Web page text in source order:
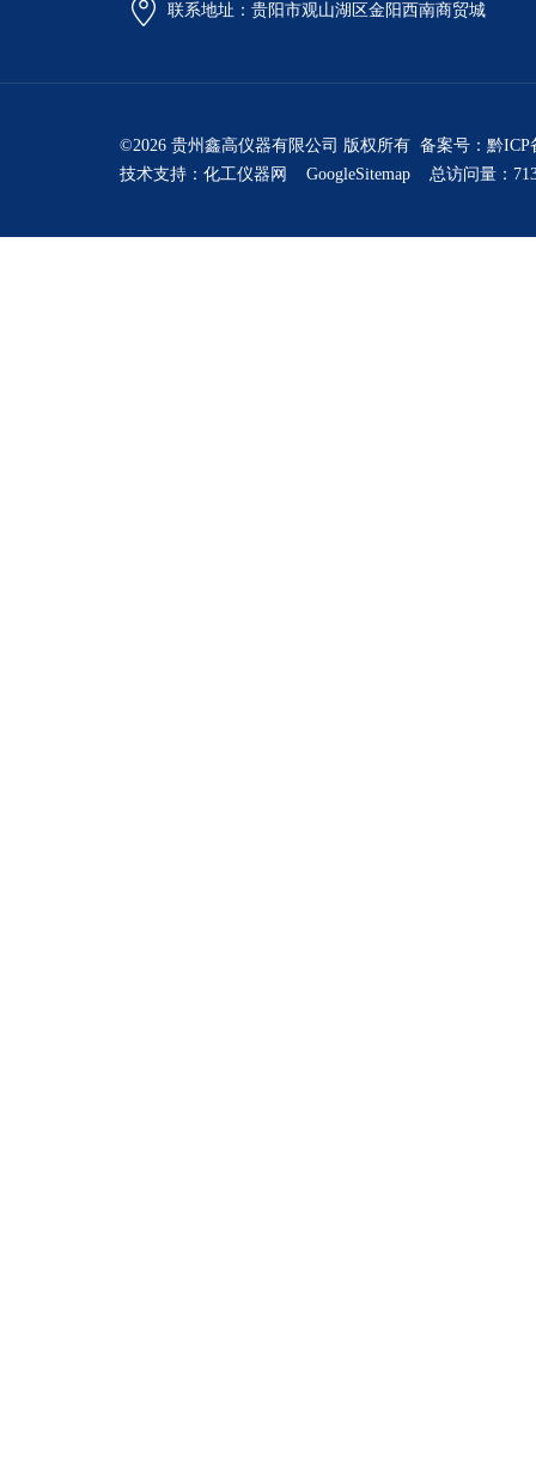
联系地址：贵阳市观山湖区金阳西南商贸城
©2026 贵州鑫高仪器有限公司 版权所有 备案号： 黔ICP
技术支持： 化工仪器网 GoogleSitemap 总访问量：